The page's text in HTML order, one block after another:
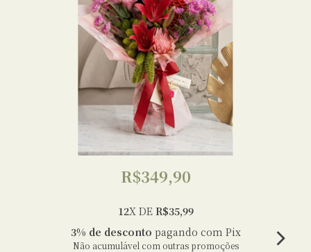
R$349,90
12X DE R$35,99
3% de desconto pagando com Pix
Não acumulável com outras promoções